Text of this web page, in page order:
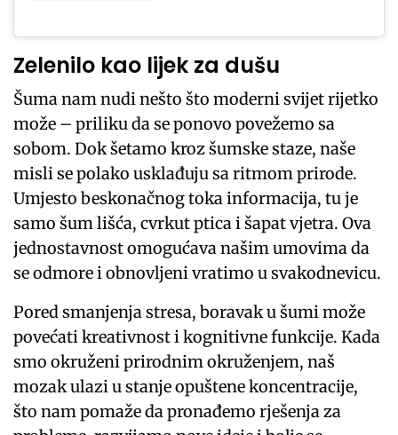
Zelenilo kao lijek za dušu
Šuma nam nudi nešto što moderni svijet rijetko
može – priliku da se ponovo povežemo sa
sobom. Dok šetamo kroz šumske staze, naše
misli se polako usklađuju sa ritmom prirode.
Umjesto beskonačnog toka informacija, tu je
samo šum lišća, cvrkut ptica i šapat vjetra. Ova
jednostavnost omogućava našim umovima da
se odmore i obnovljeni vratimo u svakodnevicu.
Pored smanjenja stresa, boravak u šumi može
povećati kreativnost i kognitivne funkcije. Kada
smo okruženi prirodnim okruženjem, naš
mozak ulazi u stanje opuštene koncentracije,
što nam pomaže da pronađemo rješenja za